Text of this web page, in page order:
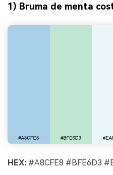
1) Bruma de menta
HEX: #A8CFE8 #BFE6D3